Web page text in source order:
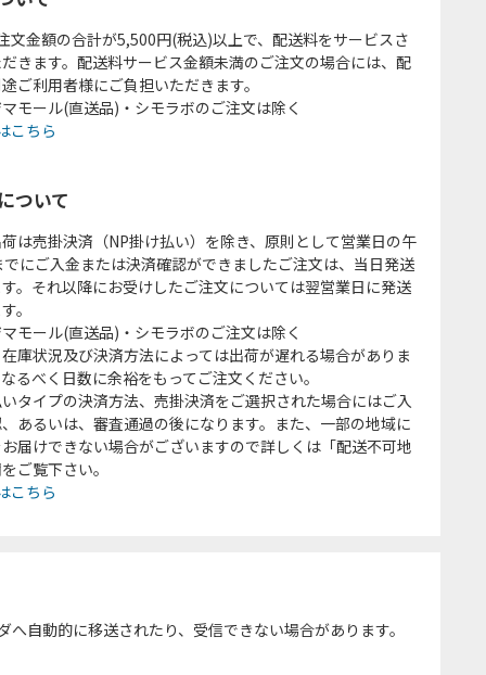
文金額の合計が5,500円(税込)以上で、配送料をサービスさ
きます。配送料サービス金額未満のご注文の場合には、配
ご利用者様にご負担いただきます。
モール(直送品)・シモラボのご注文は除く
こちら
ついて
は売掛決済（NP掛け払い）を除き、原則として営業日の午
にご入金または決済確認ができましたご注文は、当日発送
。それ以降にお受けしたご注文については翌営業日に発送
。
モール(直送品)・シモラボのご注文は除く
庫状況及び決済方法によっては出荷が遅れる場合がありま
るべく日数に余裕をもってご注文ください。
タイプの決済方法、売掛決済をご選択された場合にはご入
あるいは、審査通過の後になります。また、一部の地域に
届けできない場合がございますので詳しくは「配送不可地
ご覧下さい。
こちら
自動的に移送されたり、受信できない場合があります。